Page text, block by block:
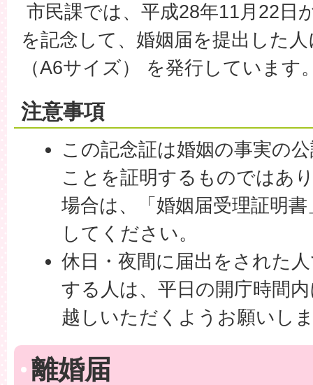
市民課では、平成28年11月22日
を記念して、婚姻届を提出した
（A6サイズ） を発行しています
注意事項
この記念証は婚姻の事実の
ことを証明するものではあ
場合は、「婚姻届受理証明
してください。
休日・夜間に届出をされた
する人は、平日の開庁時間
越しいただくようお願いし
離婚届